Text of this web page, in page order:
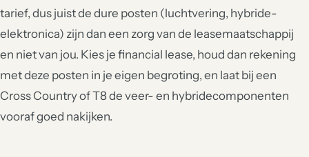
tarief, dus juist de dure posten (luchtvering, hybride-
elektronica) zijn dan een zorg van de leasemaatschappij
en niet van jou. Kies je financial lease, houd dan rekening
met deze posten in je eigen begroting, en laat bij een
Cross Country of T8 de veer- en hybridecomponenten
vooraf goed nakijken.